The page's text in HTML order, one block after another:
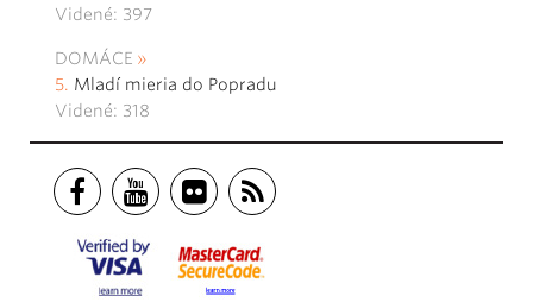
Videné: 397
DOMÁCE
Mladí mieria do Popradu
Videné: 318